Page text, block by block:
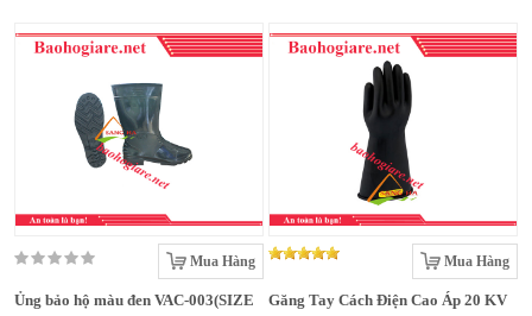
Mua Hàng
Ủng bảo hộ màu đen VAC-003(SIZE
Mua Hàng
Găng Tay Cách Điện Cao Áp 20 KV